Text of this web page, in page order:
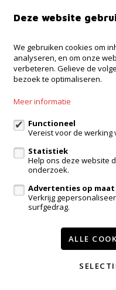
Verkocht
Deze website
We gebruiken cookies om
analyseren, en om onze
verbeteren. Gelieve de
bezoek te optimaliseren.
Meer informatie
Functioneel
Vereist voor de werking
Statistiek
Help ons deze website
onderzoek.
Advertenties op maat
Verkrijg
surfgedrag.
ALLE